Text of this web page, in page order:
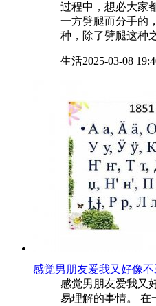
过程中，想必大家
一方劈腿而分手的
种，除了劈腿这种
生活2025-03-08
感觉男朋友爱我又好像
感觉男朋友爱我又
易理解的事情。 在